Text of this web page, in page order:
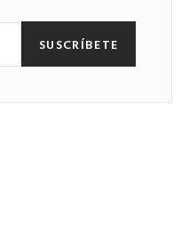
SUSCRÍBETE